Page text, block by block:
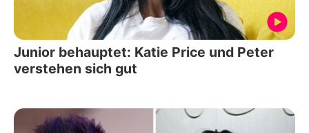
Junior behauptet: Katie Price und Peter
verstehen sich gut